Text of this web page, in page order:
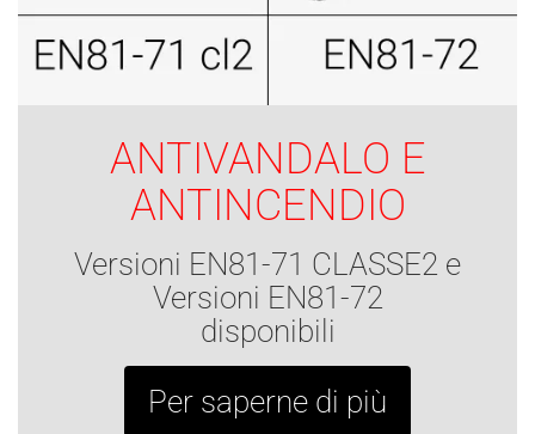
ANTIVANDALO E
ANTINCENDIO
Versioni EN81-71 CLASSE2 e
Versioni EN81-72
disponibili
Per saperne di più